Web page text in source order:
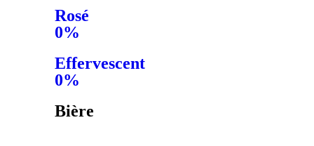
Rosé
0%
Effervescent
0%
Bière